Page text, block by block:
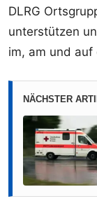
DLRG
unterstützen
im, am und auf
NÄCHSTER